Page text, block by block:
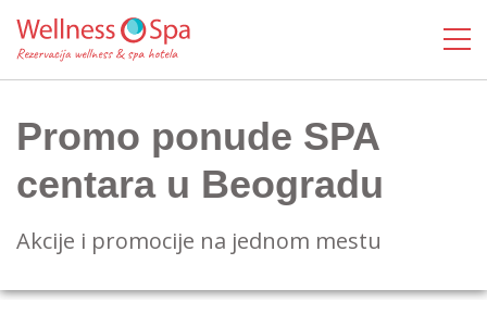
Promo ponude SPA
centara u Beogradu
Akcije i promocije na jednom mestu